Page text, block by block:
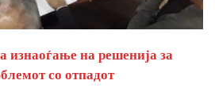
изнаоѓање на решенија за
со отпадот